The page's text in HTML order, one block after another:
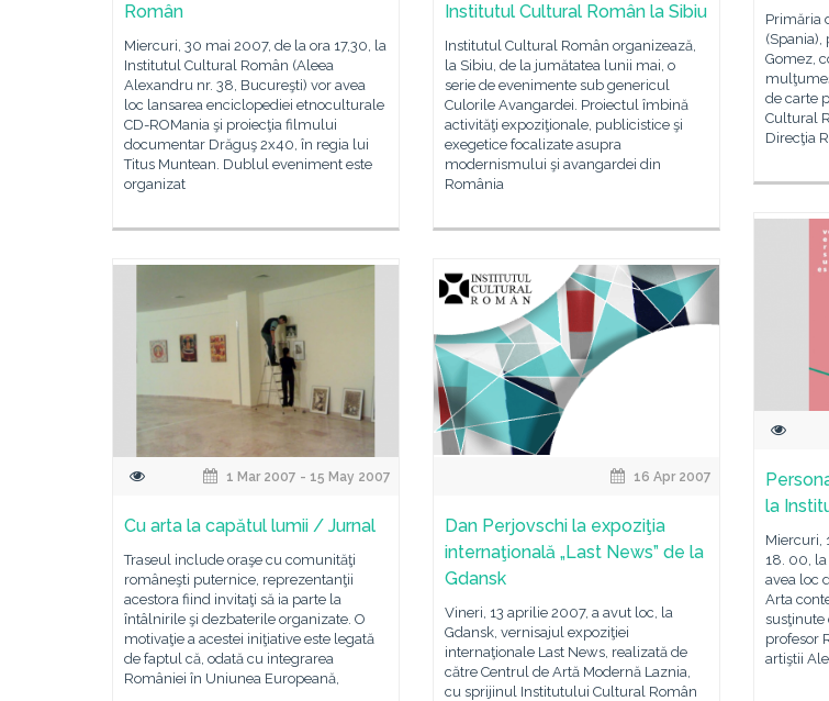
Român
Miercuri, 30 mai 2007, de la ora 17,30, la
Institutul Cultural Român (Aleea
Alexandru nr. 38, Bucureşti) vor avea
loc lansarea enciclopediei etnoculturale
CD-ROMania şi proiecţia filmului
documentar Drăguş 2x40, în regia lui
Titus Muntean. Dublul eveniment este
organizat
Institutul Cultural Român la Sibiu
Institutul Cultural Român organizează,
la Sibiu, de la jumătatea lunii mai, o
serie de evenimente sub genericul
Culorile Avangardei. Proiectul îmbină
activităţi expoziţionale, publicistice şi
exegetice focalizate asupra
modernismului şi avangardei din
România
Primăria
Gomez,
de carte
Cultural
Direcţia
la
Miercuri,
18. 00,
avea loc
Arta
susţinute
profesor
artiştii
1 Mar 2007 - 15 May 2007
Cu arta la capătul lumii / Jurnal
Traseul include oraşe cu comunităţi
româneşti puternice, reprezentanţii
acestora fiind invitaţi să ia parte la
întâlnirile şi dezbaterile organizate. O
motivaţie a acestei iniţiative este legată
de faptul că, odată cu integrarea
României în Uniunea Europeană,
16 Apr 2007
Dan Perjovschi la expoziţia
internaţională „Last News” de la
Gdansk
Vineri, 13 aprilie 2007, a avut loc, la
Gdansk, vernisajul expoziţiei
internaţionale Last News, realizată de
către Centrul de Artă Modernă Laznia,
cu sprijinul Institutului Cultural Român